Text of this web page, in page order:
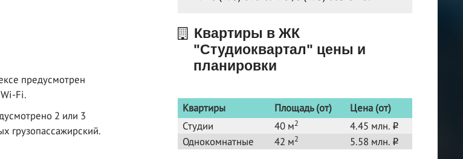
предусмотрен
Fi.
2 или 3
грузопассажирский.
Квартиры в ЖК
"Студиоквартал" цены и
планировки
Квартиры Площадь (от)
Цена (от)
Студии
40 м2 4.45 млн. o
Однокомнатные 42 м2 5.58 млн. o